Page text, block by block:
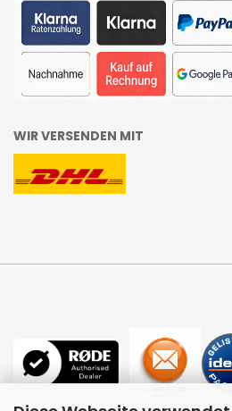
WIR VERSENDEN MIT